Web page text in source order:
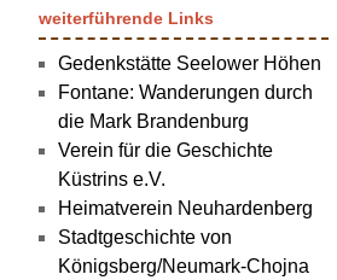
weiterführende Links
Gedenkstätte Seelower Höhen
Fontane: Wanderungen durch
die Mark Brandenburg
Verein für die Geschichte
Küstrins e.V.
Heimatverein Neuhardenberg
Stadtgeschichte von
Königsberg/Neumark-Chojna